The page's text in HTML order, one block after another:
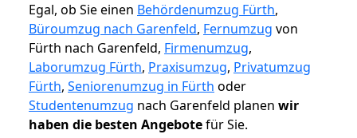
Egal, ob Sie einen Behördenumzug Fürth,
Büroumzug nach Garenfeld, Fernumzug von
Fürth nach Garenfeld, Firmenumzug,
Laborumzug Fürth, Praxisumzug, Privatumzug
Fürth, Seniorenumzug in Fürth oder
Studentenumzug nach Garenfeld planen wir
haben die besten Angebotefür Sie.